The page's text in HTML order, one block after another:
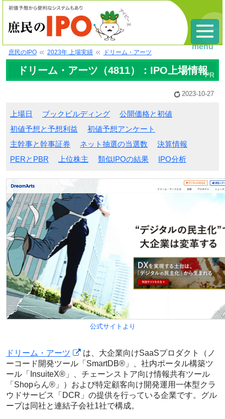
庶民のIPO 2023年 上場実績 ドリーム・アーツ
ドリーム・アーツ（4811）：IPO上場情報
2023-10-27
上場日 ブックビルディング
公開価格と初値
初値予想と予想利益
初値予想アンケート
主幹事と幹事証券
ネット抽選の当選数
決算情報
PERとPBR
上位株主 類似IPOの結果 IPO分析
公式サイトより
ドリーム・アーツ
は、大企業向けSaaSプロダクト（ノ
ーコード開発ツール「SmartDB®」、社内ポータル構築ツ
ール「InsuiteX®」、チェーンストア向け情報共有ツール
「Shopらん®」）および特定顧客向け開発運用一体型クラ
ウドサービス「DCR」の提供を行っている企業です。グル
ープは同社と連結子会社1社で構成。
menu